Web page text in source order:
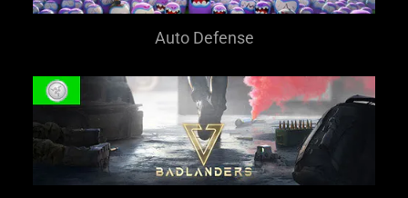
Auto Defense